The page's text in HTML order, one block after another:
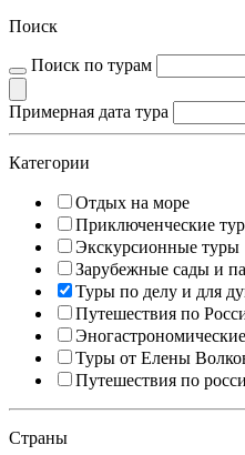
Поиск
Поиск по турам
Примерная дата тура
Категории
Отдых на море
Приключенческие
Экскурсионные туры
Зарубежные сады и
Туры по делу и для
Путешествия по
Туры от Елены
Путешествия по
Страны